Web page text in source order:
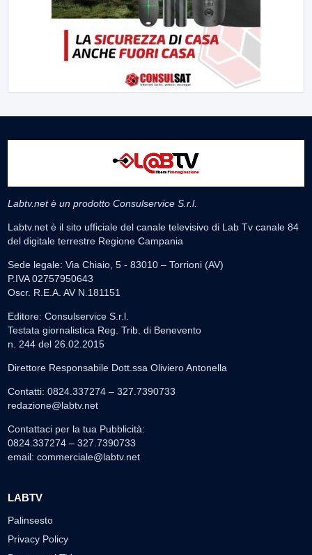
Labtv.net è un prodotto Consulservice S.r.l.
Labtv.net è il sito ufficiale del canale televisivo di Lab Tv canale 84
del digitale terrestre Regione Campania
Sede legale: Via Chiaio, 5 - 83010 – Torrioni (AV)
P.IVA 02757950643
Oscr. R.E.A. AV N.181151
Editore: Consulservice S.r.l.
Testata giornalistica Reg. Trib. di Benevento
n. 244 del 26.02.2015
Direttore Responsabile Dott.ssa Oliviero Antonella
Contatti: 0824.337274 – 327.7390733
redazione@labtv.net
Contattaci per la tua Pubblicità:
0824.337274 – 327.7390733
email: commerciale@labtv.net
LABTV
Palinsesto
Privacy Policy